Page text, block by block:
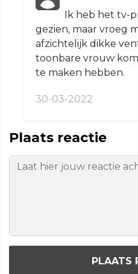
Ik heb het tv-
gezien, maar vroeg
afzichtelijk dikke
toonbare vrouw
te maken hebben.
30-03-2022
Plaats reactie
PLAATS